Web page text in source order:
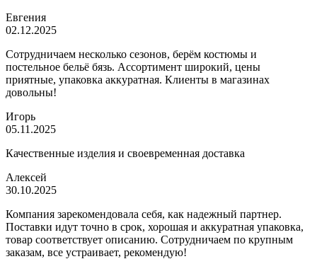
Евгения
02.12.2025
Сотрудничаем несколько сезонов, берём костюмы и
постельное бельё бязь. Ассортимент широкий, цены
приятные, упаковка аккуратная. Клиенты в магазинах
довольны!
Игорь
05.11.2025
Качественные изделия и своевременная доставка
Алексей
30.10.2025
Компания зарекомендовала себя, как надежный партнер.
Поставки идут точно в срок, хорошая и аккуратная упаковка,
товар соответствует описанию. Сотрудничаем по крупным
заказам, все устраивает, рекомендую!